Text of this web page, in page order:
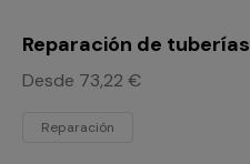
Reparación de tuberías
Desde 73,22 €
Reparación